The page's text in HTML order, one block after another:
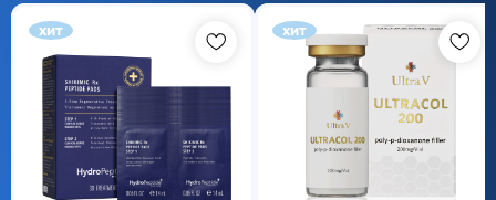
хит хит